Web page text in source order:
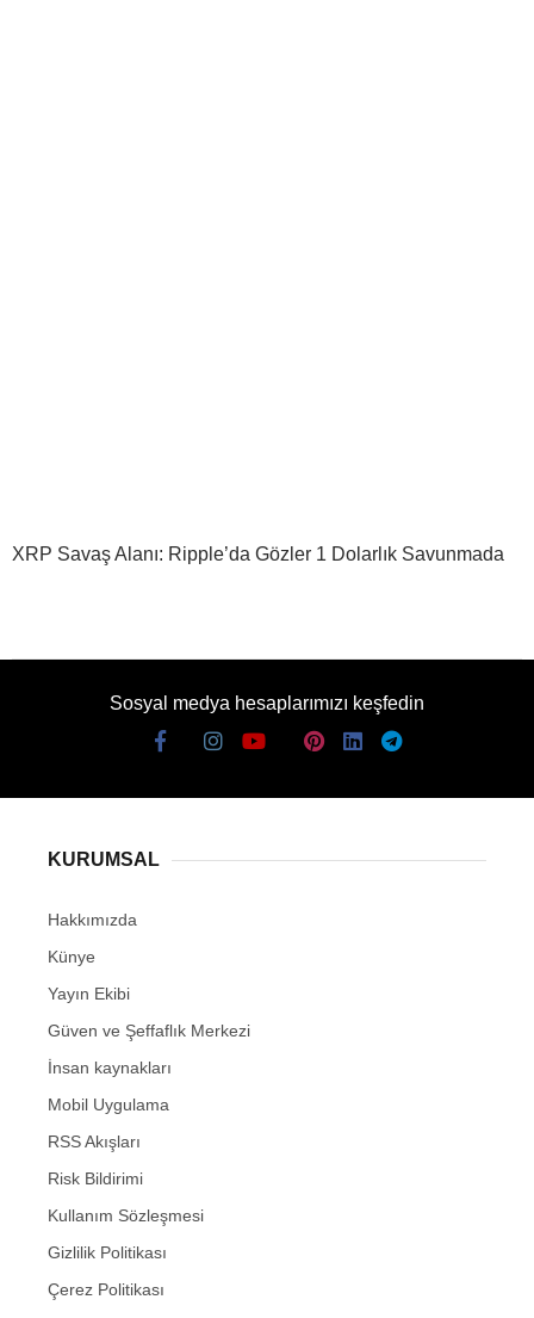
XRP Savaş Alanı: Ripple’da Gözler 1 Dolarlık Savunmada
Sosyal medya hesaplarımızı keşfedin
KURUMSAL
Hakkımızda
Künye
Yayın Ekibi
Güven ve Şeffaflık Merkezi
İnsan kaynakları
Mobil Uygulama
RSS Akışları
Risk Bildirimi
Kullanım Sözleşmesi
Gizlilik Politikası
Çerez Politikası